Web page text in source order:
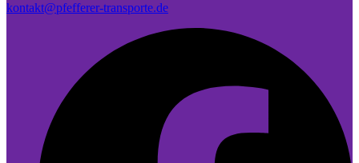
kontakt@pfefferer-transporte.de